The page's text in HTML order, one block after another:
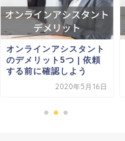
オンラインアシスタント
のデメリット5つ | 依頼
する前に確認しよう
2020年5月16日